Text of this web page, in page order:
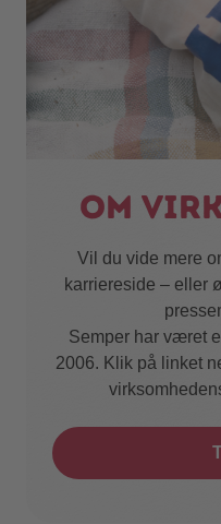
Om
Vil du vide mere
karriereside – eller
Semper har været
2006. Klik på linket